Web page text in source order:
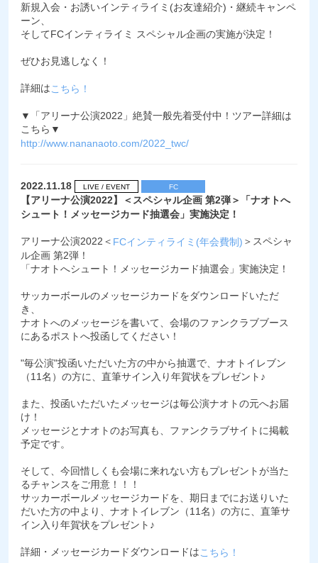
新規入会・お誘いインティライミ(お友達紹介)・継続キャンペ
ーン、
そしてFCインティライミ スペシャル企画の実施が決定！
ぜひお見逃しなく！
詳細はこちら！
▼「アリーナ公演2022」絶賛一般先着受付中！ツアー詳細は
こちら▼
http://www.nananaoto.com/2022_twc/
2022.11.18 LIVE / EVENT FC
【アリーナ公演2022】＜スペシャル企画 第2弾＞「ナオトへ
シュート！メッセージカード抽選会」実施決定！
アリーナ公演2022＜ FCインティライミ(年会費制) ＞スペシャ
ル企画 第2弾！
「ナオトへシュート！メッセージカード抽選会」実施決定！
サッカーボールのメッセージカードをダウンロードいただ
き、
ナオトへのメッセージを書いて、会場のファンクラブブース
にあるポストへ投函してください！
"毎公演"投函いただいた方の中から抽選で、ナオトイレブン
（11名）の方に、直筆サイン入り年賀状をプレゼント♪
また、投函いただいたメッセージは毎公演ナオトの元へお届
け！
メッセージとナオトのお写真も、ファンクラブサイトに掲載
予定です。
そして、今回惜しくも会場に来れない方もプレゼントが当た
るチャンスをご用意！！！
サッカーボールメッセージカードを、期日までにお送りいた
だいた方の中より、ナオトイレブン（11名）の方に、直筆サ
イン入り年賀状をプレゼント♪
詳細・メッセージカードダウンロードはこちら！